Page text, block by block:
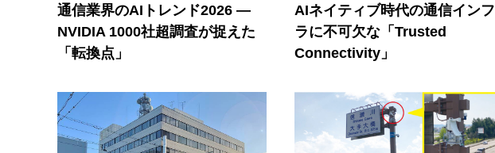
通信業界のAIトレンド2026 ―
NVIDIA 1000社超調査が捉えた
「転換点」
AIネイティブ時代の通信インフ
ラに不可欠な「Trusted
Connectivity」